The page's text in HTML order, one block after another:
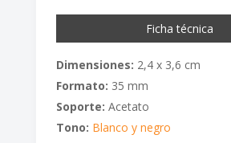
Ficha técnica
Dimensiones: 2,4 x 3,6 cm
Formato: 35 mm
Soporte: Acetato
Tono: Blanco y negro